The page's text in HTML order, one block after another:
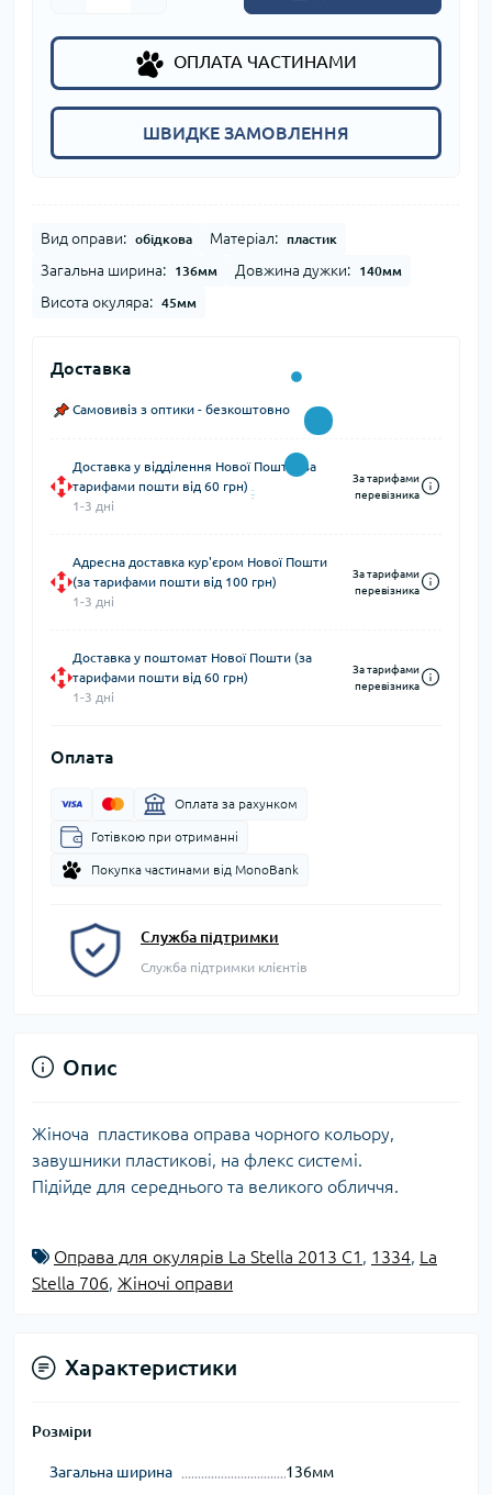
ОПЛАТА ЧАСТИНАМИ
ШВИДКЕ ЗАМОВЛЕННЯ
Вид оправи: обідкова Матеріал: пластик
Загальна ширина: 136мм Довжина дужки: 140мм
Висота окуляра: 45мм
Доставка
Самовивіз з оптики - безкоштовно
Доставка у відділення Нової Пошти (за
тарифами пошти від 60 грн)
1-3 дні
За тарифами
перевізника
Адресна доставка кур'єром Нової Пошти
(за тарифами пошти від 100 грн)
1-3 дні
За тарифами
перевізника
Доставка у поштомат Нової Пошти (за
тарифами пошти від 60 грн)
1-3 дні
За тарифами
перевізника
Оплата
Оплата за рахунком
Готівкою при отриманні
Покупка частинами від MonoBank
Служба підтримки
Служба підтримки клієнтів
Опис
Жіноча пластикова оправа чорного кольору,
завушники пластикові, на флекс системі.
Підійде для середнього та великого обличчя.
Оправа для окулярів La Stella 2013 C1 1334 La
Stella 706 Жіночі оправи
Характеристики
Розміри
Загальна ширина 136мм